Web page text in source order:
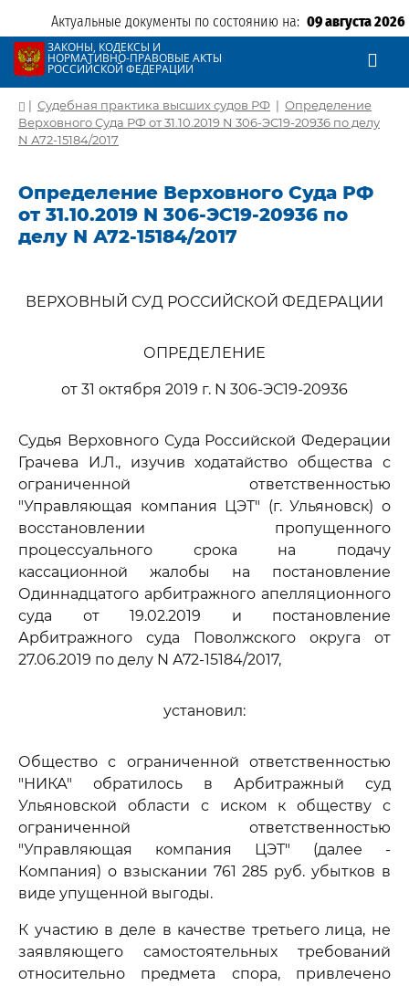
Актуальные документы по состоянию на: 09 августа 2026
ЗАКОНЫ, КОДЕКСЫ И
НОРМАТИВНО-ПРАВОВЫЕ АКТЫ
РОССИЙСКОЙ ФЕДЕРАЦИИ
| Судебная практика высших судов РФ | Определение
Верховного Суда РФ от 31.10.2019 N 306-ЭС19-20936 по делу
N А72-15184/2017
Определение Верховного Суда РФ
от 31.10.2019 N 306-ЭС19-20936 по
делу N А72-15184/2017
ВЕРХОВНЫЙ СУД РОССИЙСКОЙ ФЕДЕРАЦИИ
ОПРЕДЕЛЕНИЕ
от 31 октября 2019 г. N 306-ЭС19-20936
Судья Верховного Суда Российской Федерации
Грачева И.Л., изучив ходатайство общества с
ограниченной ответственностью
"Управляющая компания ЦЭТ" (г. Ульяновск) о
восстановлении пропущенного
процессуального срока на подачу
кассационной жалобы на постановление
Одиннадцатого арбитражного апелляционного
суда от 19.02.2019 и постановление
Арбитражного суда Поволжского округа от
27.06.2019 по делу N А72-15184/2017,
установил:
Общество с ограниченной ответственностью
"НИКА" обратилось в Арбитражный суд
Ульяновской области с иском к обществу с
ограниченной ответственностью
"Управляющая компания ЦЭТ" (далее -
Компания) о взыскании 761 285 руб. убытков в
виде упущенной выгоды.
К участию в деле в качестве третьего лица, не
заявляющего самостоятельных требований
относительно предмета спора, привлечено